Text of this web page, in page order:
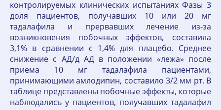
контролируемых клинических испытаниях Фазы 3
доля пациентов, получавших 10 или 20 мг
тадалафила и прервавших лечение из-за
возникновения побочных эффектов, составила
3,1% в сравнении с 1,4% для плацебо. Среднее
снижение с АД/д АД в положении «лежа» после
приема 10 мг тадалафила пациентами,
принимающими амлодипин, составило 3/2 мм рт. В
таблице представлены побочные эффекты, которые
наблюдались у пациентов, получавших тадалафил